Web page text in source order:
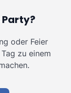
oder Feier
zu einem